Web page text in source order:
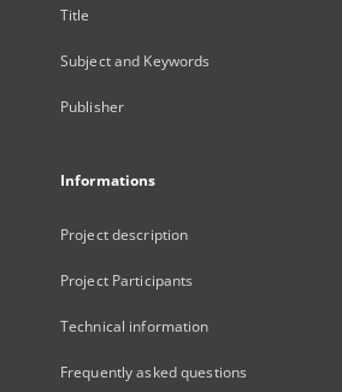
Title
Subject and Keywords
Publisher
Informations
Project description
Project Participants
Technical information
Frequently asked questions